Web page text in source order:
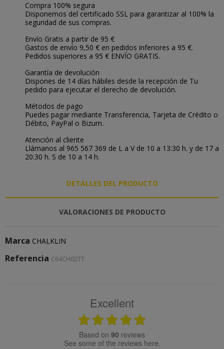
Compra 100% segura
Disponemos del certificado SSL para garantizar al 100% la
seguridad de sus compras.
Envío Gratis a partir de 95 €
Gastos de envío 9,50 € en pedidos inferiores a 95 €.
Pedidos superiores a 95 € ENVÍO GRATIS.
Garantía de devolución
Dispones de 14 días hábiles desde la recepción de Tu
pedido para ejecutar el derecho de devolución.
Métodos de pago
Puedes pagar mediante Transferencia, Tarjeta de Crédito o
Débito, PayPal o Bizum.
Atención al cliente
Llámanos al 965 567 369 de L a V de 10 a 13:30 h. y de 17 a
20:30 h. S de 10 a 14 h.
DETALLES DEL PRODUCTO
VALORACIONES DE PRODUCTO
Marca CHALKLIN
Referencia C64CH02TT
Excellent
based on 90 reviews
see some of the reviews here.